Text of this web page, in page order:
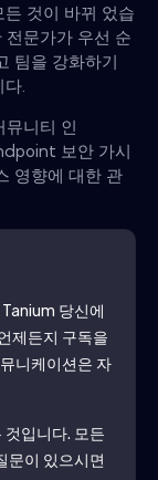
것이 바뀌 었습
문가가 우선 순
팀을 강화하기
.
니티 인
보안 가시
영향에 대한 관
Tanium 당신에
제든지 구독을
니케이션은 자
입니다. 모든
문이 있으시면